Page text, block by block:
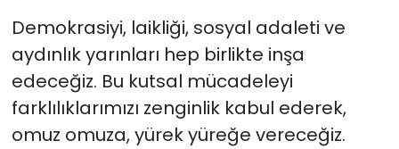
Demokrasiyi, laikliği, sosyal adaleti ve
aydınlık yarınları hep birlikte inşa
edeceğiz. Bu kutsal mücadeleyi
farklılıklarımızı zenginlik kabul ederek,
omuz omuza, yürek yüreğe vereceğiz.